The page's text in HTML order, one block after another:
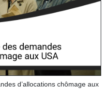
d’allocations chômage aux